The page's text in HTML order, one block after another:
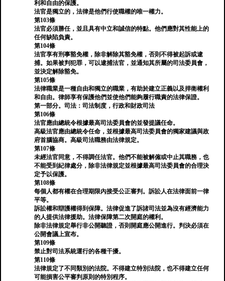
利和自由的保護。
法官是獨立的，法律是他們行使職權的唯一權力。
第103條
法官必須勝任，並且具有中立和誠信的特點。他們應對其性能上的
任何缺陷負責。
第104條
法官享有刑事豁免權，除非解除其豁免權，否則不得被起訴或逮
捕。如果被判犯罪，可以逮捕法官，並通知其所屬的司法委員會，
並決定解除豁免。
第105條
法律職業是一種自由和獨立的職業，有助於建立正義以及捍衛權利
和自由。律師享有保護他們並使他們能夠履行職責的法律保證。
第一部分。司法：司法制度，行政和財政司法
第106條
法官應由總統令根據最高司法委員會的並發提議任命。
高級法官應由總統令任命，並根據最高司法委員會的獨家建議與政
府首腦協商。高級司法職務由法律規定。
第107條
未經法官同意，不得調任法官。他們不能被解僱或中止其職務，也
不能受到紀律處分，除非法律規定並根據最高司法委員會的合理決
定予以保護。
第108條
每個人都有權在合理期限內接受公正審判。訴訟人在法律面前一律
平等。
訴訟權和辯護權得到保障。法律促進了訴諸司法並為沒有經濟能力
的人提供法律援助。法律保障第二次開庭的權利。
除非法律規定舉行非公開聽證，否則開庭應公開進行。判決必須在
公開會議上宣布。
第109條
禁止對司法系統運行的各種干擾。
第110條
法律規定了不同類別的法院。不得建立特別法院，也不得建立任何
可能損害公平審判原則的特別程序。